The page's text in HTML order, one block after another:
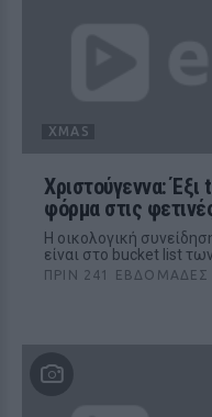
XMAS
Χριστούγεννα: Έξι
φόρμα στις
Η οικολογική
είναι στο bucket list
ΠΡΙΝ 241 ΕΒΔΟΜΆΔΕΣ